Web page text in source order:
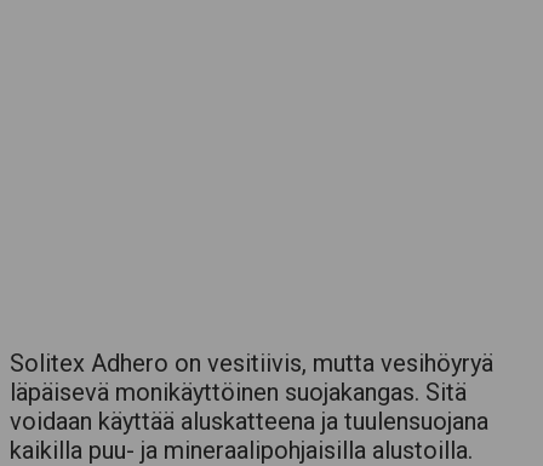
Solitex Adhero on vesitiivis, mutta vesihöyryä
läpäisevä monikäyttöinen suojakangas. Sitä
voidaan käyttää aluskatteena ja tuulensuojana
kaikilla puu- ja mineraalipohjaisilla alustoilla.